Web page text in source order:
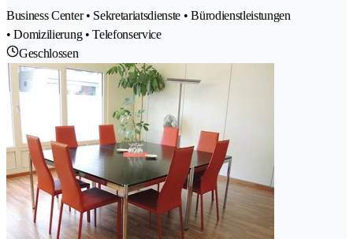
Business Center • Sekretariatsdienste • Bürodienstleistungen
• Domizilierung • Telefonservice
Geschlossen